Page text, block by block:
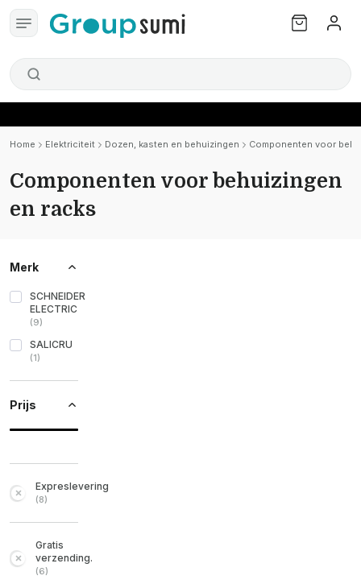
Home Elektriciteit Dozen, kasten en behuizingen Componenten voor
Componenten voor behuizingen
en racks
Merk
SCHNEIDER
ELECTRIC
(9)
SALICRU
(1)
Prijs
Expreslevering
(8)
Gratis
verzending.
(6)